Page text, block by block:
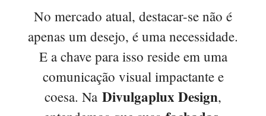
No mercado atual, destacar-se não é
apenas um desejo, é uma necessidade.
E a chave para isso reside em uma
comunicação visual impactante e
coesa. Na Divulgaplux Design,